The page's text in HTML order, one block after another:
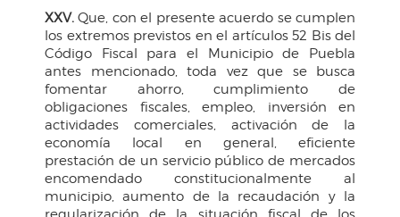
XXV. Que, con el presente acuerdo se cumplen
los extremos previstos en el artículos 52 Bis del
Código Fiscal para el Municipio de Puebla
antes mencionado, toda vez que se busca
fomentar ahorro, cumplimiento de
obligaciones fiscales, empleo, inversión en
actividades comerciales, activación de la
economía local en general, eficiente
prestación de un servicio público de mercados
encomendado constitucionalmente al
municipio, aumento de la recaudación y la